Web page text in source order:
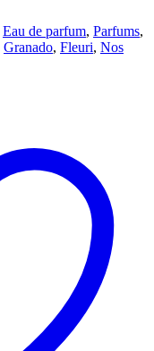
Eau de parfum, Parfums,
Granado, Fleuri, Nos